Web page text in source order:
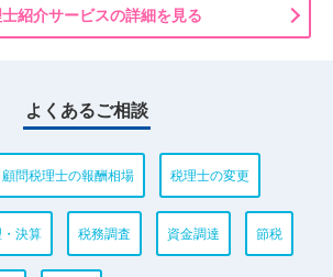
紹介サービスの詳細を見る
よくあるご相談
顧問税理士の報酬相場 税理士の変更
決算 税務調査 資金調達 節税